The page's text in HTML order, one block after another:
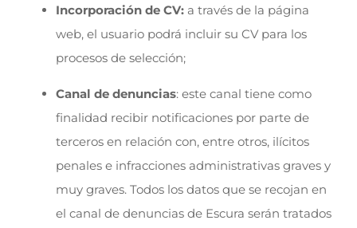
Incorporación de CV: a través de la página
web, el usuario podrá incluir su CV para los
procesos de selección;
Canal de denuncias: este canal tiene como
finalidad recibir notificaciones por parte de
terceros en relación con, entre otros, ilícitos
penales e infracciones administrativas graves y
muy graves. Todos los datos que se recojan en
el canal de denuncias de Escura serán tratados